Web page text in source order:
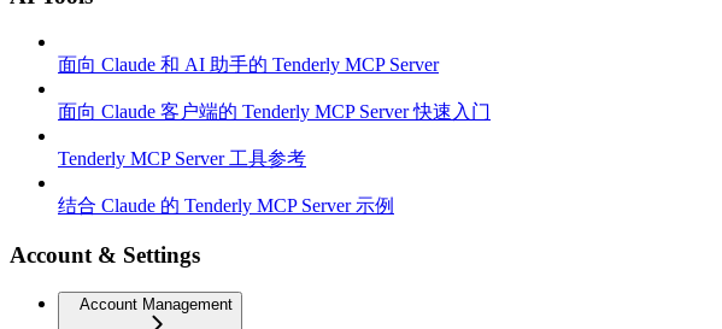
面向 Claude 和 AI 助手的 Tenderly MCP Server
面向 Claude 客户端的 Tenderly MCP Server 快速入门
Tenderly MCP Server 工具参考
结合 Claude 的 Tenderly MCP Server 示例
Account & Settings
Account Management